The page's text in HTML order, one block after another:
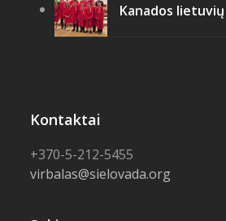
Kanados
Kontaktai
+370-5-212-5455
virbalas@sielovada.org